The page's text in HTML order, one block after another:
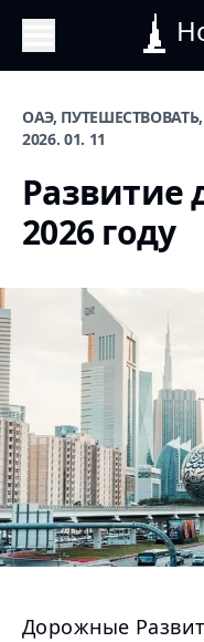
ОАЭ,
2026. 01. 11
Развитие
2026 году
Дорожные